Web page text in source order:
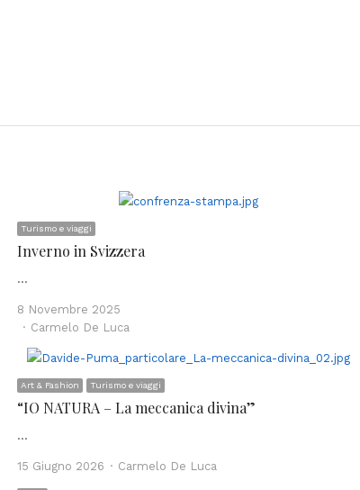
Turismo e viaggi
Inverno in Svizzera
…
8 Novembre 2025
Author
Carmelo De Luca
Art & Fashion Turismo e viaggi
“IO NATURA – La meccanica divina”
…
15 Giugno 2026 Author
Carmelo De Luca